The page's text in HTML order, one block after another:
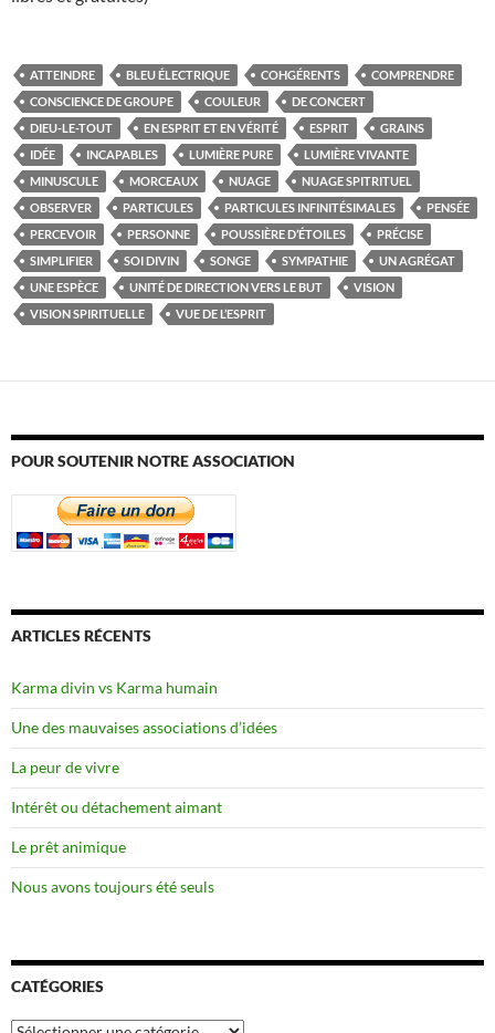
ATTEINDRE BLEU ÉLECTRIQUE COHGÉRENTS
COMPRENDRE
CONSCIENCE DE GROUPE
COULEUR
DE CONCERT
DIEU-LE-TOUT
EN ESPRIT ET EN VÉRITÉ ESPRIT
GRAINS
IDÉE
INCAPABLES LUMIÈRE PURE
LUMIÈRE VIVANTE
MINUSCULE
MORCEAUX NUAGE
NUAGE SPITRITUEL
OBSERVER
PARTICULES PARTICULES INFINITÉSIMALES
PENSÉE
PERCEVOIR
PERSONNE POUSSIÈRE D’ÉTOILES
PRÉCISE
SIMPLIFIER
SOI DIVIN SONGE SYMPATHIE
UN AGRÉGAT
UNE ESPÈCE
UNITÉ DE DIRECTION VERS LE BUT
VISION
VISION SPIRITUELLE
VUE DE L’ESPRIT
POUR SOUTENIR NOTRE ASSOCIATION
ARTICLES RÉCENTS
Karma divin vs Karma humain
Une des mauvaises associations d’idées
La peur de vivre
Intérêt ou détachement aimant
Le prêt animique
Nous avons toujours été seuls
CATÉGORIES
Catégories